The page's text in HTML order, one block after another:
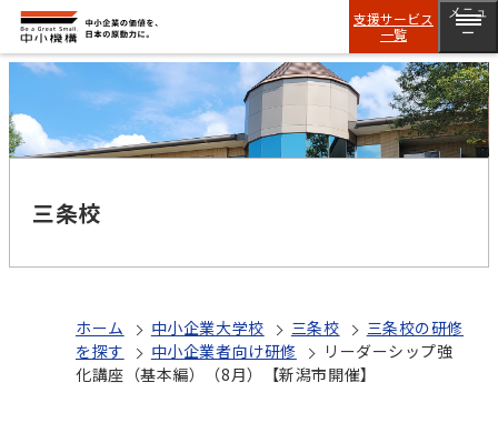
支援サービス
一覧
メニュ
ー
三条校
ホーム 中小企業大学校 三条校
三条校の研修
を探す
中小企業者向け研修
リーダーシップ強
化講座（基本編）（8月）【新潟市開催】